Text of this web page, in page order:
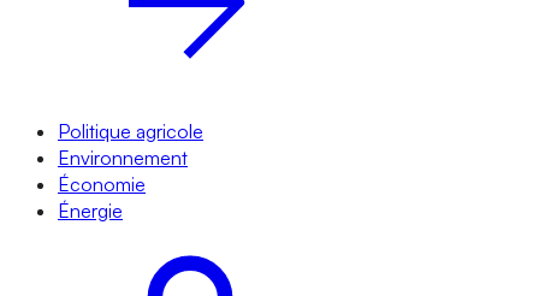
Politique agricole
Environnement
Économie
Énergie